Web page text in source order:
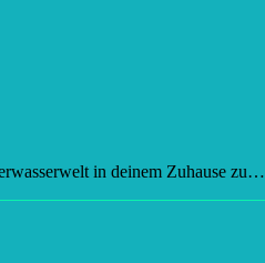
in deinem Zuhause zu…